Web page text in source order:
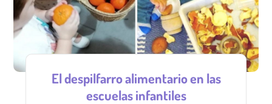
El despilfarro alimentario en las
escuelas infantiles